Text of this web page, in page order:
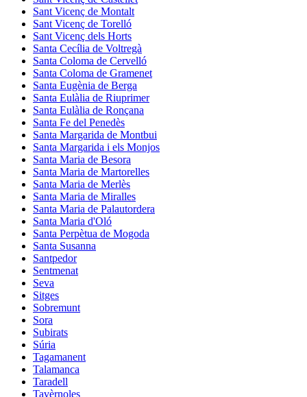
Sant Vicenç de Montalt
Sant Vicenç de Torelló
Sant Vicenç dels Horts
Santa Cecília de Voltregà
Santa Coloma de Cervelló
Santa Coloma de Gramenet
Santa Eugènia de Berga
Santa Eulàlia de Riuprimer
Santa Eulàlia de Ronçana
Santa Fe del Penedès
Santa Margarida de Montbui
Santa Margarida i els Monjos
Santa Maria de Besora
Santa Maria de Martorelles
Santa Maria de Merlès
Santa Maria de Miralles
Santa Maria de Palautordera
Santa Maria d'Oló
Santa Perpètua de Mogoda
Santa Susanna
Santpedor
Sentmenat
Seva
Sitges
Sobremunt
Sora
Subirats
Súria
Tagamanent
Talamanca
Taradell
Tavèrnoles